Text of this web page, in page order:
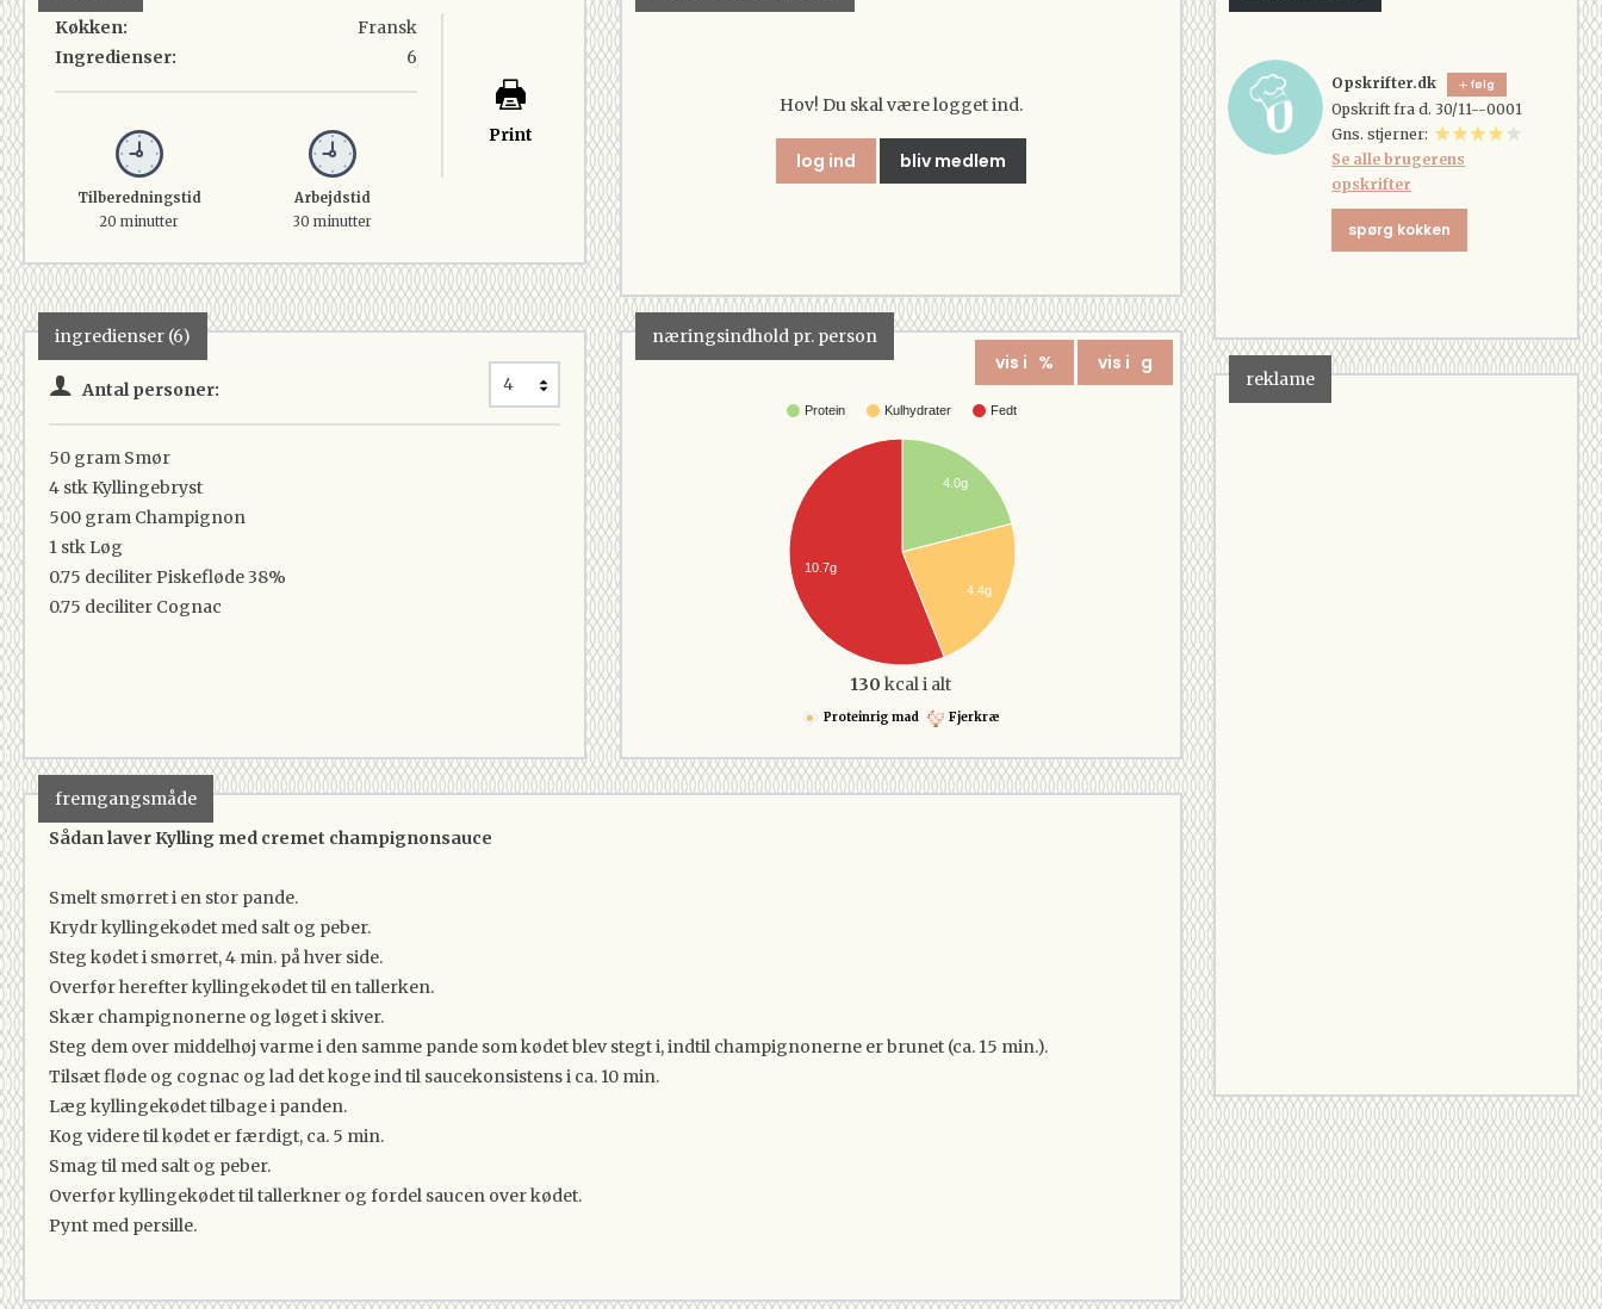
Køkken:
Ingredienser:
Fransk
6
Tilberedningstid
20 minutter
Arbejdstid
30 minutter
Print
Hov! Du skal være logget ind.
log ind bliv medlem
ingredienser (6)
Antal personer:
50 gram Smør
4 stk Kyllingebryst
500 gram Champignon
1 stk Løg
0.75 deciliterPiskefløde 38%
0.75 deciliter Cognac
næringsindhold pr. person
vis i % vis i g
Protein Kulhydrater Fedt
4.0g
4.4g
10.7g
130 kcal i alt
Proteinrig mad Fjerkræ
fremgangsmåde
Sådan laver Kylling med cremet champignonsauce
Smelt smørret i en stor pande.
Krydr kyllingekødet med salt og peber.
Steg kødet i smørret, 4 min. på hver side.
Overfør herefter kyllingekødet til en tallerken.
Skær champignonerne og løget i skiver.
Steg dem over middelhøj varme i den samme pande som kødet blev stegt i, indtil champignonerne er brunet (ca. 15 min.).
Tilsæt fløde og cognac og lad det koge ind til saucekonsistens i ca. 10 min.
Læg kyllingekødet tilbage i panden.
Kog videre til kødet er færdigt, ca. 5 min.
Smag til med salt og peber.
Overfør kyllingekødet til tallerkner og fordel saucen over kødet.
Pynt med persille.
Opskrifter.dk følg
Opskrift fra d. 30/11--0001
Gns. stjerner:
Se alle brugerens
opskrifter
spørg kokken
reklame